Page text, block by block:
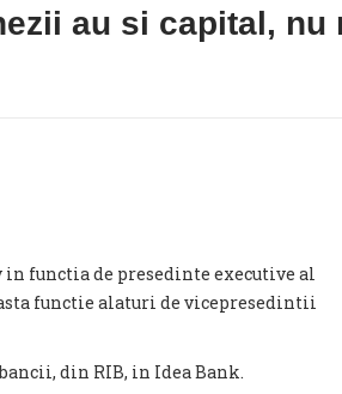
au si capital, nu
functia de presedinte executive al
functie alaturi de vicepresedintii
din RIB, in Idea Bank.